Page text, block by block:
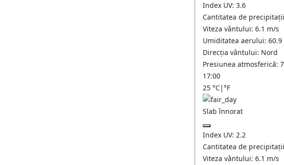
Index UV: 3.6
Cantitatea de
Viteza vântului: 6.1 m/s
Umiditatea aerului: 60.9
Direcția vântului: Nord
Presiunea atmosferică:
17:00
25 °C|°F
Slab înnorat
Index UV: 2.2
Cantitatea de
Viteza vântului: 6.1 m/s